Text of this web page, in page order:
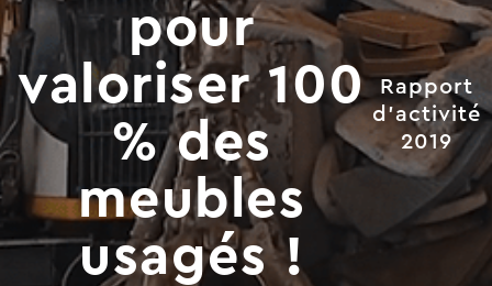
pour
valoriser 100
% des
meubles
usagés !
Rapport
d'activité
2019